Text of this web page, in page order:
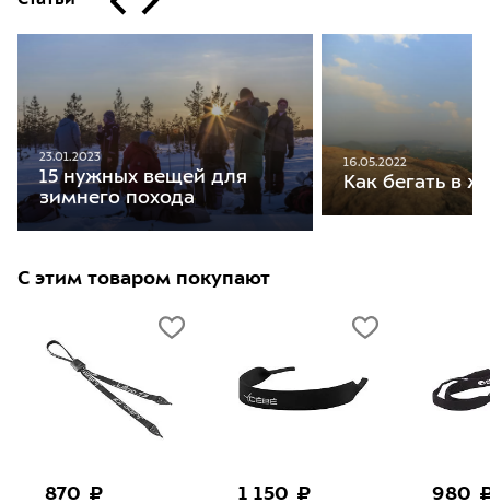
23.01.2023
15 нужных вещей для
зимнего похода
16.05.2022
Как бегать в
С этим товаром покупают